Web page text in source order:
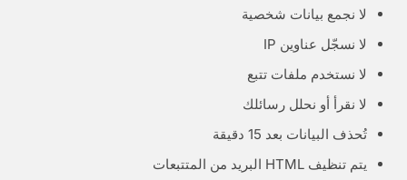
لا نجمع بيانات شخصية
لا نسجّل عناوين IP
لا نستخدم ملفات تتبع
لا نقرأ أو نحلل رسائلك
تُحذف البيانات بعد 15 دقيقة
يتم تنظيف HTML البريد من المتتبعات